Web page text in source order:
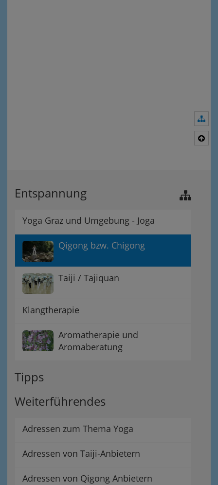
Entspannung
Yoga Graz und Umgebung - Joga
Qigong bzw. Chigong
Taiji / Tajiquan
Klangtherapie
Aromatherapie und
Aromaberatung
Tipps
Weiterführendes
Adressen zum Thema Yoga
Adressen von Taiji-Anbietern
Adressen von Qigong Anbietern